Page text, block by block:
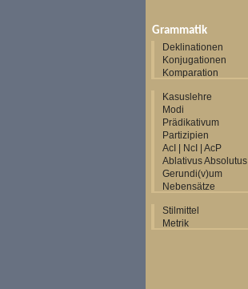
Grammatik
Deklinationen
Konjugationen
Komparation
Kasuslehre
Modi
Prädikativum
Partizipien
AcI | NcI | AcP
Ablativus Absolutus
Gerundi(v)um
Nebensätze
Stilmittel
Metrik